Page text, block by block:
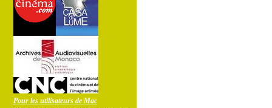
Pour les utilisateurs de Mac